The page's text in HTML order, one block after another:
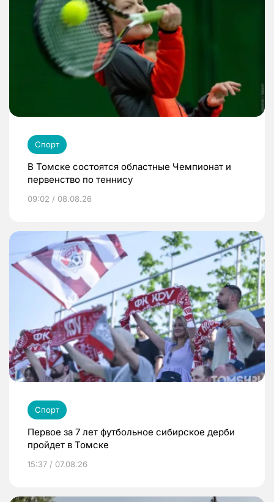
Спорт
В Томске состоятся областные Чемпионат и
первенство по теннису
09:02 / 08.08.26
Спорт
Первое за 7 лет футбольное сибирское дерби
пройдет в Томске
15:37 / 07.08.26